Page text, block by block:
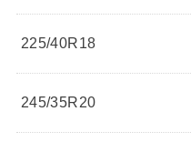
225/40R18
245/35R20